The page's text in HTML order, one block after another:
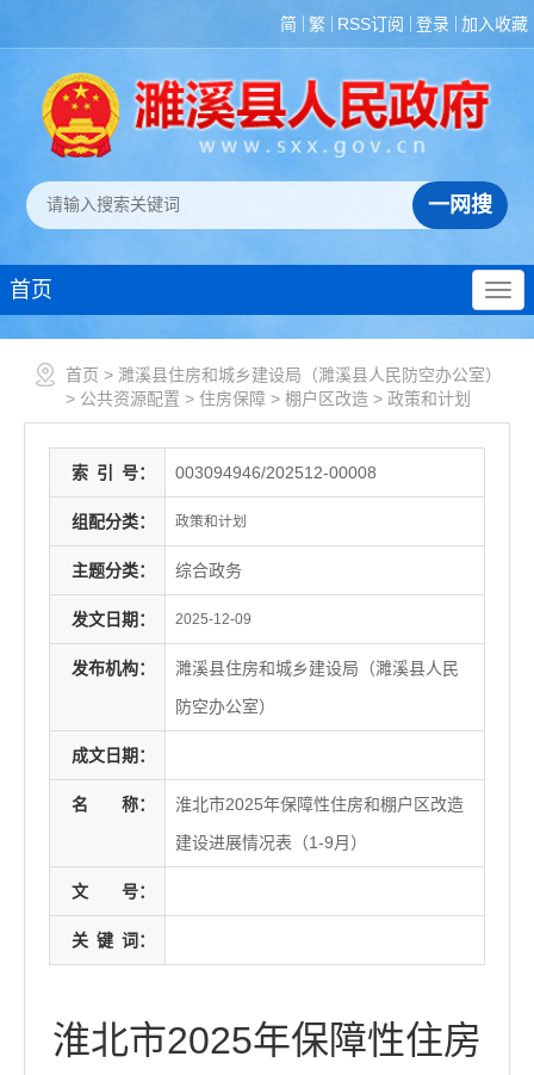
简 繁 RSS订阅 登录 加入收藏
首页
首页 > 濉溪县住房和城乡建设局（濉溪县人民防空办公室）
> 公共资源配置 > 住房保障 > 棚户区改造 > 政策和计划
索 引 号： 003094946/202512-00008
组配分类： 政策和计划
主题分类： 综合政务
发文日期： 2025-12-09
发布机构：
濉溪县住房和城乡建设局（濉溪县人民
防空办公室）
成文日期：
名 称：
淮北市2025年保障性住房和棚户区改造
建设进展情况表（1-9月）
文 号：
关 键 词：
淮北市2025年保障性住房